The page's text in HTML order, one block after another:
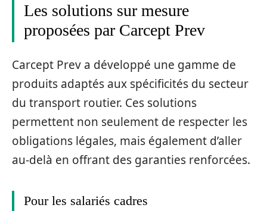
Les solutions sur mesure
proposées par Carcept Prev
Carcept Prev a développé une gamme de
produits adaptés aux spécificités du secteur
du transport routier. Ces solutions
permettent non seulement de respecter les
obligations légales, mais également d’aller
au-delà en offrant des garanties renforcées.
Pour les salariés cadres